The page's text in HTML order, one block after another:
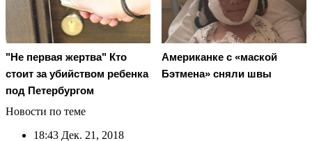
"Не первая жертва" Кто
стоит за убийством ребенка
под Петербургом
Американке с «маской
Бэтмена» сняли швы
Новости по теме
18:43 Дек. 21, 2018